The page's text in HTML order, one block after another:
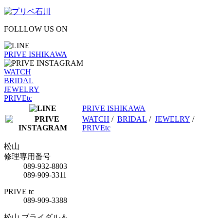
FOLLLOW US ON
PRIVE ISHIKAWA
WATCH
BRIDAL
JEWELRY
PRIVEtc
PRIVE ISHIKAWA
WATCH / BRIDAL / JEWELRY /
PRIVEtc
松山
修理専用番号
089-932-8803
089-909-3311
PRIVE tc
089-909-3388